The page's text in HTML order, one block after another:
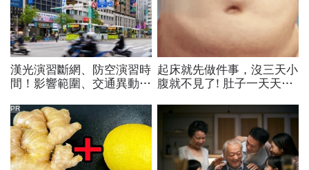
漢光演習斷網、防空演習時
間！影響範圍、交通異動…
鎮韌性演習不配合最高罰
15萬
起床就先做件事，沒三天小
腹就不見了! 肚子一天天變
PR